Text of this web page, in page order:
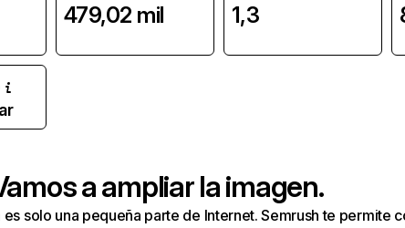
479,02 mil 1,3
a ampliar la imagen.
es solo una pequeña parte de Internet. Semrush te permite